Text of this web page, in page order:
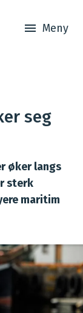
Meny
seg
øker langs
sterk
maritim